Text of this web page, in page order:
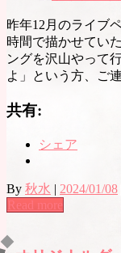
昨年12月のライブ
時間で描かせてい
ングを沢山やって
よ」という方、ご
共有:
シェア
By 秋水 | 2024/01/08
Read more